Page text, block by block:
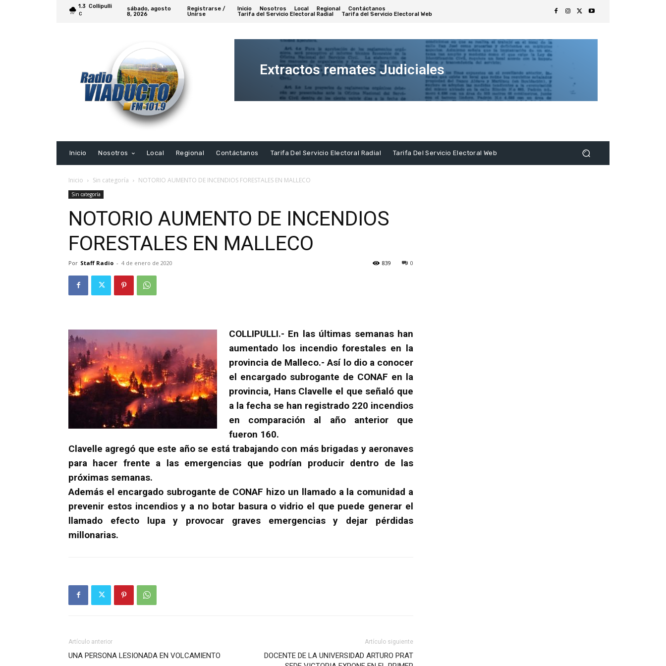
1.3
C
Collipulli
sábado, agosto
8, 2026
Registrarse /
Unirse
Inicio Nosotros Local Regional
Contáctanos
Tarifa del Servicio Electoral Radial
Tarifa del Servicio Electoral Web
Extractos remates Judiciales
Extracto
Inicio
Nosotros Local Regional Contáctanos Tarifa Del Servicio Electoral Radial Tarifa Del Servicio Electoral Web
Inicio Sin categoría NOTORIO AUMENTO DE INCENDIOS FORESTALES EN MALLECO
Sin categoría
NOTORIO AUMENTO DE INCENDIOS
FORESTALES EN MALLECO
Por Staff Radio - 4 de enero de 2020 0
839
COLLIPULLI.- En las últimas semanas han
aumentado los incendio forestales en la
provincia de Malleco.- Así lo dio a conocer
el encargado subrogante de CONAF en la
provincia, Hans Clavelle el que señaló que
a la fecha se han registrado 220 incendios
en comparación al año anterior que
fueron 160.
Clavelle agregó que este año se está trabajando con más brigadas y aeronaves
para hacer frente a las emergencias que podrían producir dentro de las
próximas semanas.
Además el encargado subrogante de CONAF hizo un llamado a la comunidad a
prevenir estos incendios y a no botar basura o vidrio el que puede generar el
llamado efecto lupa y provocar graves emergencias y dejar pérdidas
millonarias.
Artículo anterior
UNA PERSONA LESIONADA EN VOLCAMIENTO
Artículo siguiente
DOCENTE DE LA UNIVERSIDAD ARTURO PRAT